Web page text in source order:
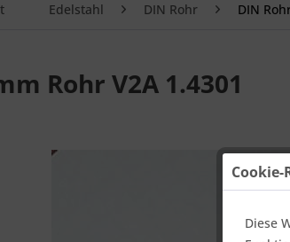
Edelstahl DIN Rohr DIN
Rohr V2A 1.4301
Diese